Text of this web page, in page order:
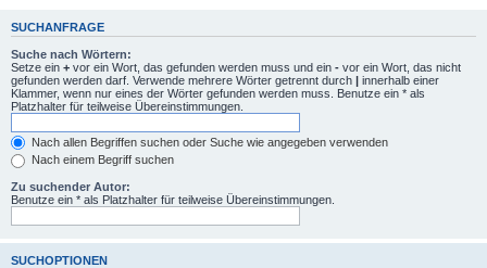
SUCHANFRAGE
Suche nach Wörtern:
Setze ein + vor ein Wort, das gefunden werden muss und ein - vor ein Wort, das nicht
gefunden werden darf. Verwende mehrere Wörter getrennt durch | innerhalb einer
Klammer, wenn nur eines der Wörter gefunden werden muss. Benutze ein * als
Platzhalter für teilweise Übereinstimmungen.
Nach allen Begriffen suchen oder Suche wie angegeben verwenden
Nach einem Begriff suchen
Zu suchender Autor:
Benutze ein * als Platzhalter für teilweise Übereinstimmungen.
SUCHOPTIONEN